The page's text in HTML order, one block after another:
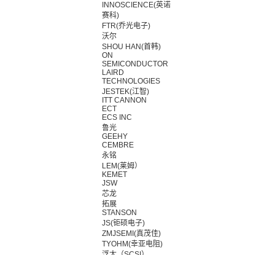
INNOSCIENCE(英诺
赛科)
FTR(乔光电子)
沃尔
SHOU HAN(首韩)
ON
SEMICONDUCTOR
LAIRD
TECHNOLOGIES
JESTEK(江智)
ITT CANNON
ECT
ECS INC
鲁光
GEEHY
CEMBRE
永铭
LEM(莱姆）
KEMET
JSW
芯龙
拓展
STANSON
JS(钜硕电子)
ZMJSEMI(真茂佳)
TYOHM(幸亚电阻)